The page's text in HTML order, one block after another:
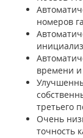
номеров
времени
третьего
Очень
точность